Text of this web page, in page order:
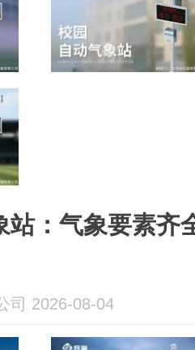
站：气象要素齐
司 2026-08-04